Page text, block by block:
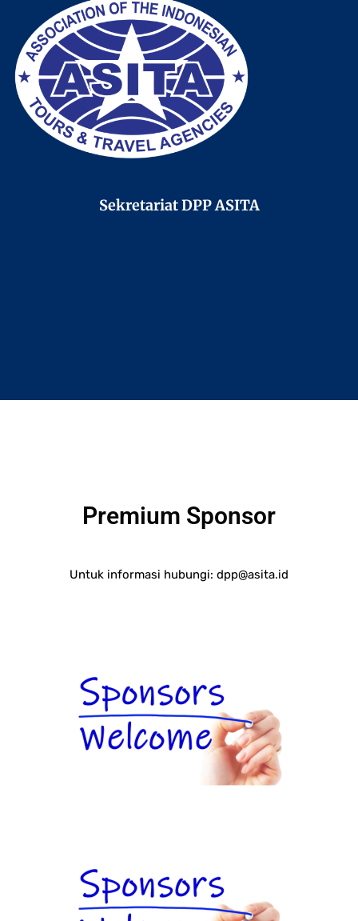
Sekretariat DPP ASITA
Premium Sponsor
Untuk informasi hubungi: dpp@asita.id